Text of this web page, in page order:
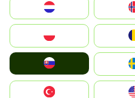
United States